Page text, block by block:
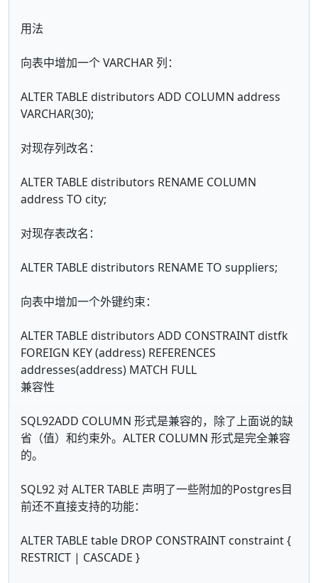
用法
向表中增加一个 VARCHAR 列：
ALTER TABLE distributors ADD COLUMN address
VARCHAR(30);
对现存列改名：
ALTER TABLE distributors RENAME COLUMN
address TO city;
对现存表改名：
ALTER TABLE distributors RENAME TO suppliers;
向表中增加一个外键约束：
ALTER TABLE distributors ADD CONSTRAINT distfk
FOREIGN KEY (address) REFERENCES
addresses(address) MATCH FULL
兼容性
SQL92ADD COLUMN 形式是兼容的，除了上面说的缺
省（值）和约束外。ALTER COLUMN 形式是完全兼容
的。
SQL92 对 ALTER TABLE 声明了一些附加的Postgres目
前还不直接支持的功能：
ALTER TABLE table DROP CONSTRAINT constraint {
RESTRICT | CASCADE }